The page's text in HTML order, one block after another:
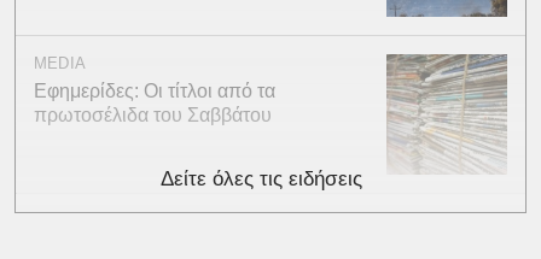
MEDIA
Εφημερίδες: Οι τίτλοι από τα
πρωτοσέλιδα του Σαββάτου
Δείτε όλες τις ειδήσεις